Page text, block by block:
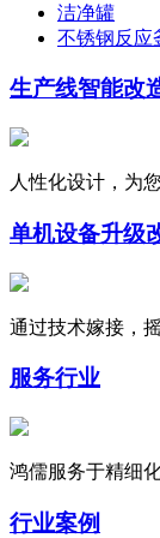
洁净罐
不锈钢反应
生产线智能改
人性化设计，为
单机设备升级
通过技术嫁接，
服务行业
鸿儒服务于精细
行业案例